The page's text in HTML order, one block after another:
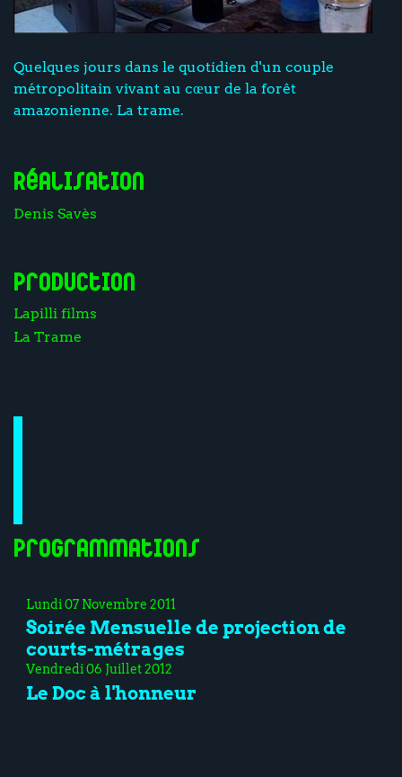
Quelques jours dans le quotidien d'un couple
métropolitain vivant au cœur de la forêt
amazonienne. La trame.
Réalisation
Denis Savès
Production
Lapilli films
La Trame
Programmations
Lundi 07 Novembre 2011
Soirée Mensuelle de projection de
courts-métrages
Vendredi 06 Juillet 2012
Le Doc à l'honneur